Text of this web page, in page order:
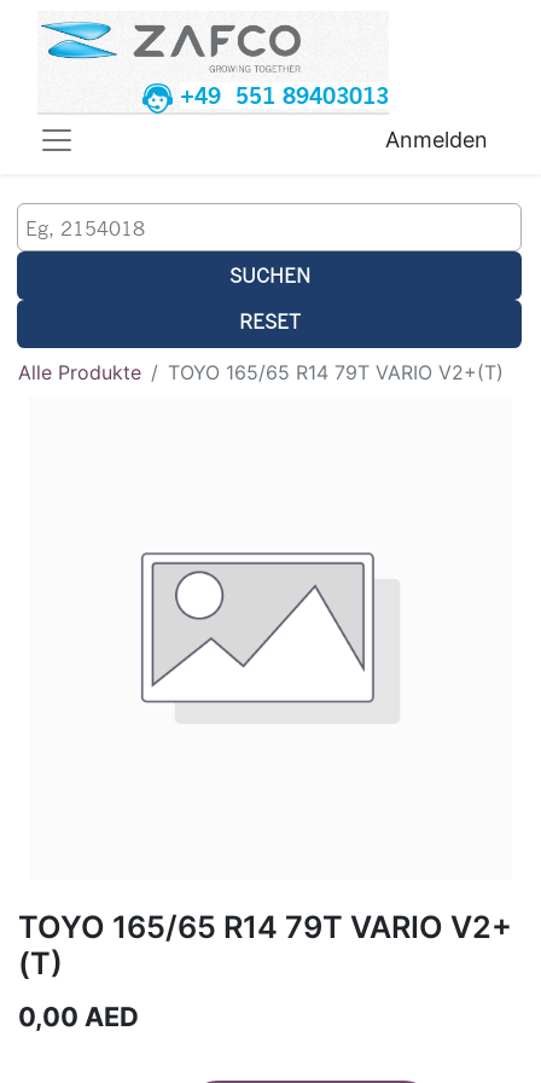
+49 551 89403013
Anmelden
SUCHEN
RESET
Alle Produkte TOYO 165/65 R14 79T VARIO V2+(T)
TOYO 165/65 R14 79T VARIO V2+
(T)
0,00 AED